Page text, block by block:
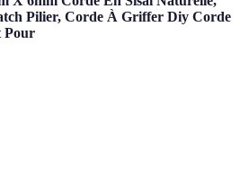
Pilier, Corde À Griffer Diy Corde
Pour